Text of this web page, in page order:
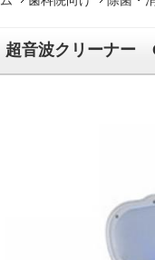
超音波クリーナー